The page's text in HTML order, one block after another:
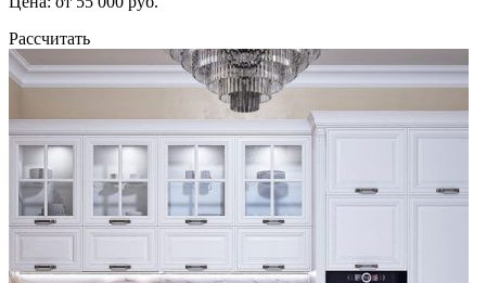
Рассчитать